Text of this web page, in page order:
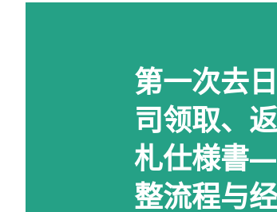
第一次去
司领取、
札仕様書
整流程与